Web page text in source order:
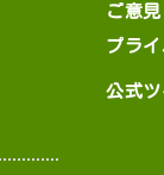
ご意
プラ
公式